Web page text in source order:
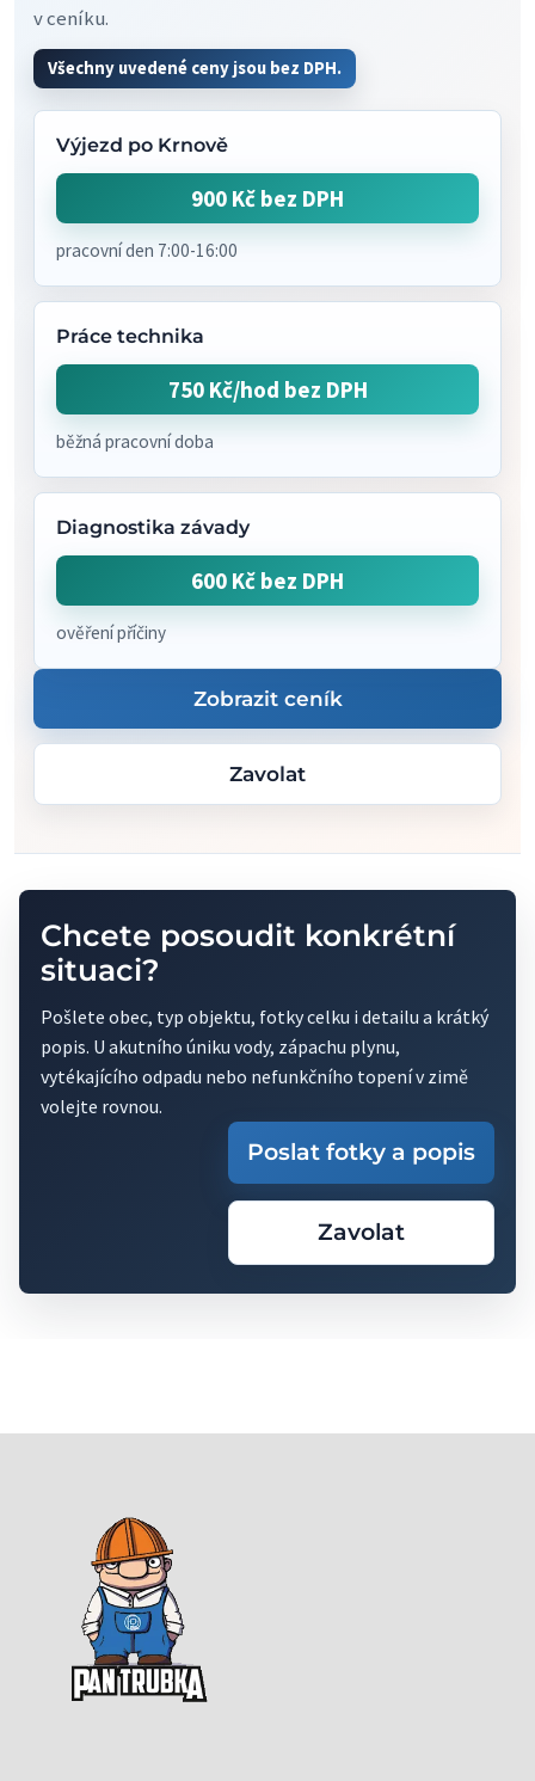
v ceníku.
Všechny uvedené ceny jsou bez DPH.
Výjezd po Krnově
900 Kč bez DPH
pracovní den 7:00-16:00
Práce technika
750 Kč/hod bez DPH
běžná pracovní doba
Diagnostika závady
600 Kč bez DPH
ověření příčiny
Zobrazit ceník
Zavolat
Chcete posoudit konkrétní
situaci?
Pošlete obec, typ objektu, fotky celku i detailu a krátký
popis. U akutního úniku vody, zápachu plynu,
vytékajícího odpadu nebo nefunkčního topení v zimě
volejte rovnou.
Poslat fotky a popis
Zavolat